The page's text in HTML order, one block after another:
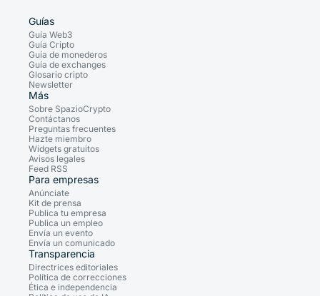
Guías
Guía Web3
Guía Cripto
Guía de monederos
Guía de exchanges
Glosario cripto
Newsletter
Más
Sobre SpazioCrypto
Contáctanos
Preguntas frecuentes
Hazte miembro
Widgets gratuitos
Avisos legales
Feed RSS
Para empresas
Anúnciate
Kit de prensa
Publica tu empresa
Publica un empleo
Envía un evento
Envía un comunicado
Transparencia
Directrices editoriales
Política de correcciones
Ética e independencia